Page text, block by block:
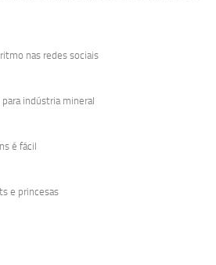
nas redes sociais
indústria mineral
é fácil
e princesas